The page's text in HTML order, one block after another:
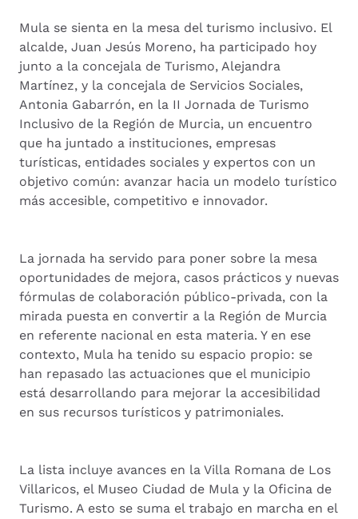
Mula se sienta en la mesa del turismo inclusivo. El
alcalde, Juan Jesús Moreno, ha participado hoy
junto a la concejala de Turismo, Alejandra
Martínez, y la concejala de Servicios Sociales,
Antonia Gabarrón, en la II Jornada de Turismo
Inclusivo de la Región de Murcia, un encuentro
que ha juntado a instituciones, empresas
turísticas, entidades sociales y expertos con un
objetivo común: avanzar hacia un modelo turístico
más accesible, competitivo e innovador.
La jornada ha servido para poner sobre la mesa
oportunidades de mejora, casos prácticos y nuevas
fórmulas de colaboración público-privada, con la
mirada puesta en convertir a la Región de Murcia
en referente nacional en esta materia. Y en ese
contexto, Mula ha tenido su espacio propio: se
han repasado las actuaciones que el municipio
está desarrollando para mejorar la accesibilidad
en sus recursos turísticos y patrimoniales.
La lista incluye avances en la Villa Romana de Los
Villaricos, el Museo Ciudad de Mula y la Oficina de
Turismo. A esto se suma el trabajo en marcha en el